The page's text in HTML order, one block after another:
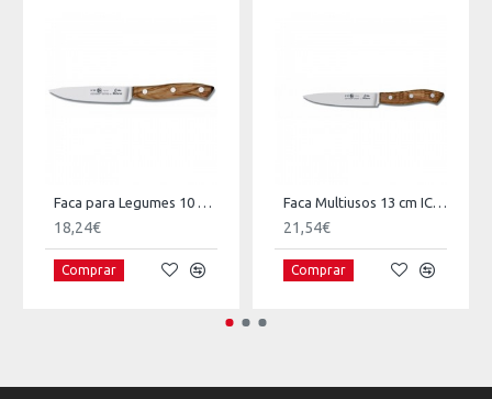
Faca para Legumes 10 cm ICEL Nature
18,24€
Comprar
Faca Multiusos 13 cm ICEL Nature
21,54€
Comprar